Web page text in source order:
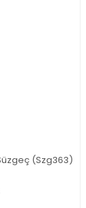
(Szg363)